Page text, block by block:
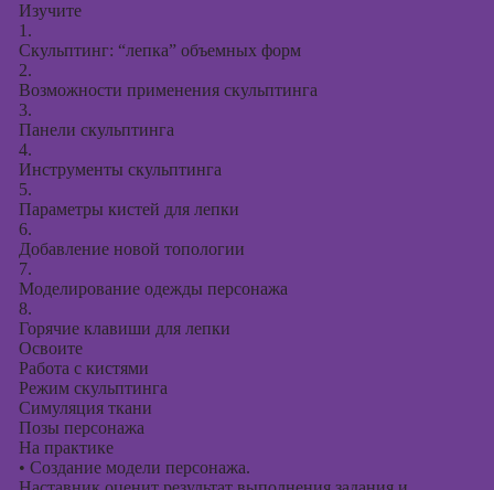
Изучите
1.
Скульптинг: “лепка” объемных форм
2.
Возможности применения скульптинга
3.
Панели скульптинга
4.
Инструменты скульптинга
5.
Параметры кистей для лепки
6.
Добавление новой топологии
7.
Моделирование одежды персонажа
8.
Горячие клавиши для лепки
Освоите
Работа с кистями
Режим скульптинга
Симуляция ткани
Позы персонажа
На практике
• Создание модели персонажа.